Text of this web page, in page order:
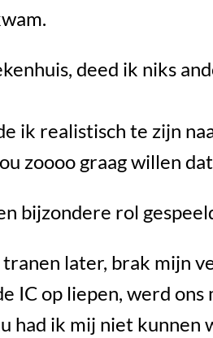
deed ik niks
ik realistisch te zijn
zoooo graag willen
bijzondere rol
later, brak mijn
IC op liepen, werd
had ik mij niet kunnen